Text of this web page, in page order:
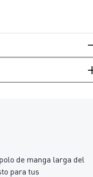
de manga larga del
para tus